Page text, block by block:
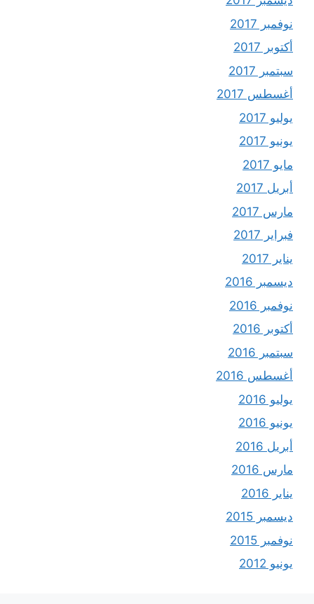
نوفمبر 2017
أكتوبر 2017
سبتمبر 2017
أغسطس 2017
يوليو 2017
يونيو 2017
مايو 2017
أبريل 2017
مارس 2017
فبراير 2017
يناير 2017
ديسمبر 2016
نوفمبر 2016
أكتوبر 2016
سبتمبر 2016
أغسطس 2016
يوليو 2016
يونيو 2016
أبريل 2016
مارس 2016
يناير 2016
ديسمبر 2015
نوفمبر 2015
يونيو 2012